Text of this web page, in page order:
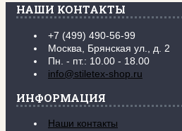
НАШИ КОНТАКТЫ
+7 (499) 490-56-99
Москва, Брянская ул., д. 2
Пн. - пт.: 10.00 - 18.00
info@stiletex-shop.ru
ИНФОРМАЦИЯ
Наши контакты